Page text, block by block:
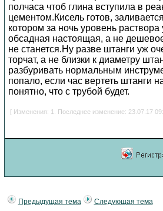
полчаса чтоб глина вступила в
цементом.Кисель готов,
котором за ночь уровень
обсадная настоящая, а не
не станется.Ну разве штанги уж
торчат, а не близки к диаметру
разбуривать нормальным
попало, если час вертеть штанги
понятно, что с трубой будет.
[ Изменения: 1. Последнее изменение: 23.07.17
Предыдущая тема Следующая тема